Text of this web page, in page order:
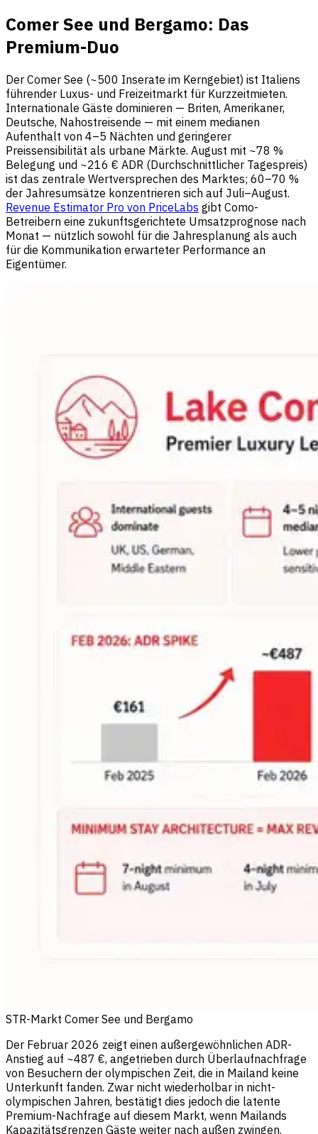
Comer See und Bergamo: Das
Premium-Duo
Der Comer See (~500 Inserate im Kerngebiet) ist Italiens
führender Luxus- und Freizeitmarkt für Kurzzeitmieten.
Internationale Gäste dominieren — Briten, Amerikaner,
Deutsche, Nahostreisende — mit einem medianen
Aufenthalt von 4–5 Nächten und geringerer
Preissensibilität als urbane Märkte. August mit ~78 %
Belegung und ~216 € ADR (Durchschnittlicher Tagespreis)
ist das zentrale Wertversprechen des Marktes; 60–70 %
der Jahresumsätze konzentrieren sich auf Juli–August.
Revenue Estimator Pro von PriceLabs gibt Como-
Betreibern eine zukunftsgerichtete Umsatzprognose nach
Monat — nützlich sowohl für die Jahresplanung als auch
für die Kommunikation erwarteter Performance an
Eigentümer.
STR-Markt Comer See und Bergamo
Der Februar 2026 zeigt einen außergewöhnlichen ADR-
Anstieg auf ~487 €, angetrieben durch Überlaufnachfrage
von Besuchern der olympischen Zeit, die in Mailand keine
Unterkunft fanden. Zwar nicht wiederholbar in nicht-
olympischen Jahren, bestätigt dies jedoch die latente
Premium-Nachfrage auf diesem Markt, wenn Mailands
Kapazitätsgrenzen Gäste weiter nach außen zwingen.